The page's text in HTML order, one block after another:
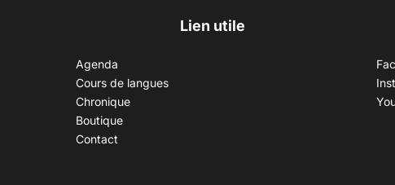
Lien utile
Agenda
Cours de langues
Chronique
Boutique
Contact